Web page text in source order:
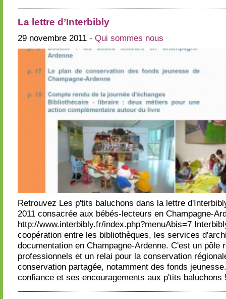
La lettre d’Interbibly
29 novembre 2011 - Qui sommes nous
Retrouvez Les p'tits baluchons dans la lettre
2011 consacrée aux bébés-lecteurs en Champagne-
http://www.interbibly.fr/index.php?menuAbis=7
coopération entre les bibliothèques, les services
documentation en Champagne-Ardenne. C'est un pôle
professionnels et un relai pour la conservation
conservation partagée, notamment des fonds
confiance et ses encouragements aux p'tits baluchons